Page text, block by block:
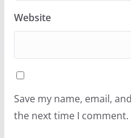
Website
Save my name, email,
the next time I comment.